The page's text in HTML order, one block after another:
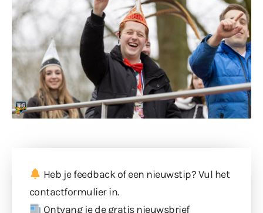
Heb je feedback of een nieuwstip? Vul het
contactformulierin.
Ontvang je de gratis nieuwsbrief